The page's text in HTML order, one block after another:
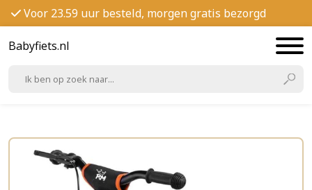
Voor 23.59 uur besteld, morgen gratis bezorgd
Babyfiets.nl